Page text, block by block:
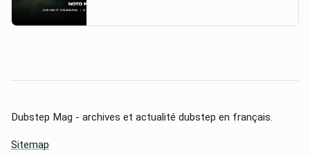
Dubstep Mag - archives et actualité dubstep en français.
Sitemap